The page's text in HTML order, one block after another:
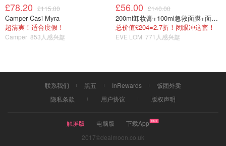
£78.20 £115.00
Camper Casi Myra
超清爽！适合度假！
Camper 853人感兴趣
£56.00 £140.00
200ml卸妆膏+100ml急救面膜+面霜+洁颜布
总价值£204=2.7折！闭眼冲这套！
EVE LOM 771人感兴趣
联系我们 黑五 InRewards
饭团外卖
隐私条款
用户协议 版权声明
触屏版 电脑版
下载App
2017©dealmoon.co.uk